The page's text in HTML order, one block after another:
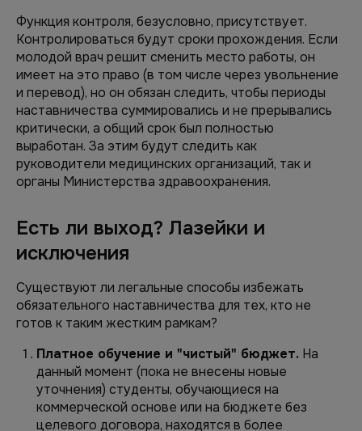
Функция контроля, безусловно, присутствует.
Контролироваться будут сроки прохождения. Если
молодой врач решит сменить место работы, он
имеет на это право (в том числе через увольнение
и перевод), но он обязан следить, чтобы периоды
наставничества суммировались и не прерывались
критически, а общий срок был полностью
выработан. За этим будут следить как
руководители медицинских организаций, так и
органы Министерства здравоохранения.
Есть ли выход? Лазейки и
исключения
Существуют ли легальные способы избежать
обязательного наставничества для тех, кто не
готов к таким жестким рамкам?
Платное обучение и "чистый" бюджет. На
данный момент (пока не внесены новые
уточнения) студенты, обучающиеся на
коммерческой основе или на бюджете без
целевого договора, находятся в более